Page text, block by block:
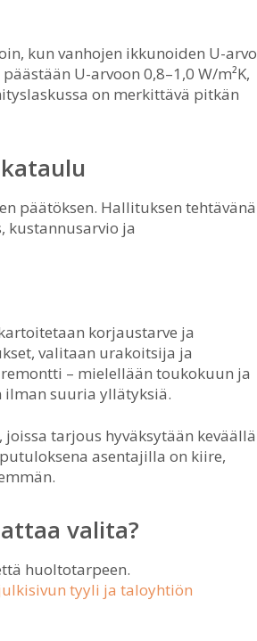
kun vanhojen ikkunoiden U-arvo
U-arvoon 0,8–1,0 W/m²K,
on merkittävä pitkän
päätöksen. Hallituksen tehtävänä
kustannusarvio ja
korjaustarve ja
valitaan urakoitsija ja
– mielellään toukokuun ja
ilman suuria yllätyksiä.
tarjous hyväksytään keväällä
asentajilla on kiire,
valita?
huoltotarpeen.
tyyli ja taloyhtiön